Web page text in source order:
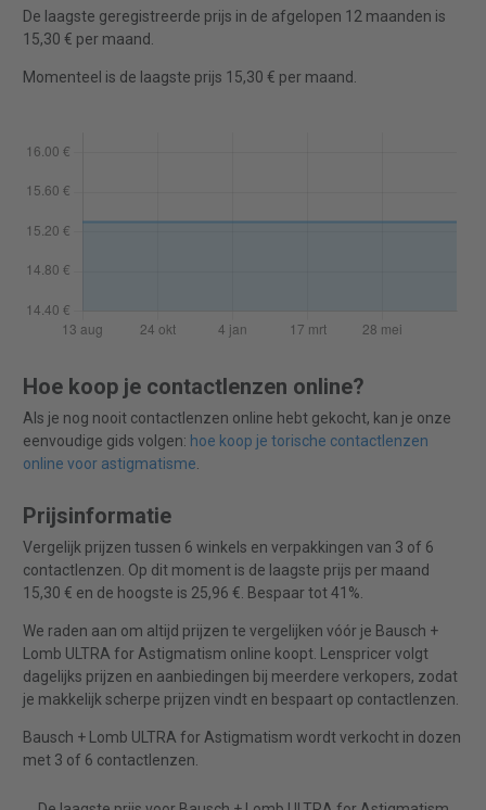
De laagste geregistreerde prijs in de afgelopen 12 maanden is
15,30 € per maand.
Momenteel is de laagste prijs 15,30 € per maand.
Hoe koop je contactlenzen online?
Als je nog nooit contactlenzen online hebt gekocht, kan je onze
eenvoudige gids volgen: hoe koop je torische contactlenzen
online voor astigmatisme.
Prijsinformatie
Vergelijk prijzen tussen 6 winkels en verpakkingen van 3 of 6
contactlenzen. Op dit moment is de laagste prijs per maand
15,30 € en de hoogste is 25,96 €. Bespaar tot 41%.
We raden aan om altijd prijzen te vergelijken vóór je Bausch +
Lomb ULTRA for Astigmatism online koopt. Lenspricer volgt
dagelijks prijzen en aanbiedingen bij meerdere verkopers, zodat
je makkelijk scherpe prijzen vindt en bespaart op contactlenzen.
Bausch + Lomb ULTRA for Astigmatism wordt verkocht in dozen
met 3 of 6 contactlenzen.